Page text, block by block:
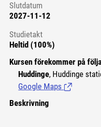
Slutdatum
2027-11-12
Studietakt
Heltid (100%)
Kursen förekommer på
Huddinge, Huddinge
Google Maps (Länk till
Beskrivning